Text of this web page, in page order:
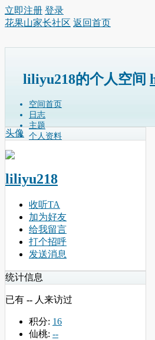
立即注册 登录
花果山家长社区 返回首页
liliyu218的个人空间
空间首页
日志
主题
个人资料
头像
liliyu218
收听TA
加为好友
给我留言
打个招呼
发送消息
统计信息
已有 -- 人来访过
积分: 16
仙桃: --